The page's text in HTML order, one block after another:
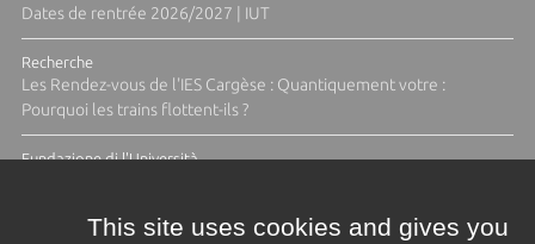
Dates de rentrée 2026/2027 | IUT
Recherche
Les Rendez-vous de l'IES Cargèse : Quantiquement votre :
Pourquoi les trains flottent-ils ?
Fundazione di l'Università
This site uses cookies and gives you